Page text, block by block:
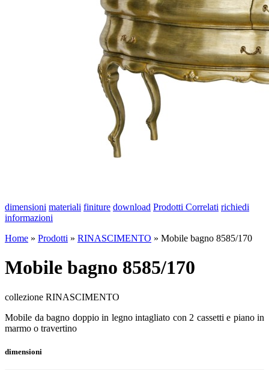
dimensioni materiali finiture download Prodotti Correlati richiedi
informazioni
Home » Prodotti » RINASCIMENTO » Mobile bagno 8585/170
Mobile bagno 8585/170
collezione RINASCIMENTO
Mobile da bagno doppio in legno intagliato con 2 cassetti e piano in
marmo o travertino
dimensioni